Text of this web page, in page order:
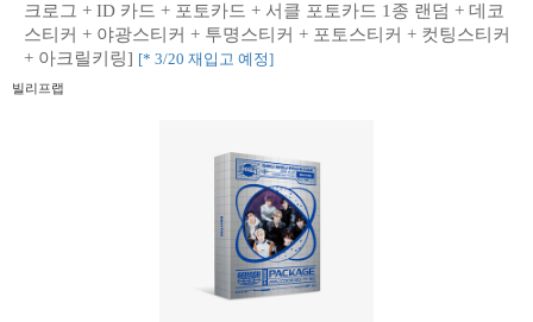
크로그 + ID 카드 + 포토카드 + 서클 포토카드 1종 랜덤 + 데코
스티커 + 야광스티커 + 투명스티커 + 포토스티커 + 컷팅스티커
+ 아크릴키링] [* 3/20 재입고 예정]
빌리프랩